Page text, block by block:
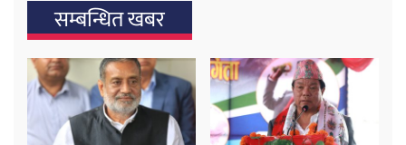
सम्बन्धित खबर